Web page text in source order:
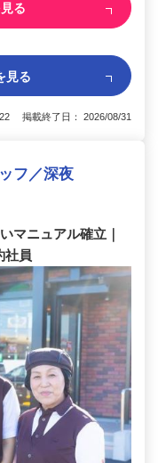
る
見る
掲載終了日： 2026/08/31
フ／深夜
マニュアル確立｜
社員